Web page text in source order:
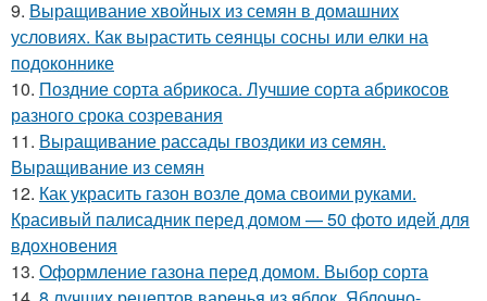
9. Выращивание хвойных из семян в домашних
условиях. Как вырастить сеянцы сосны или елки на
подоконнике
10. Поздние сорта абрикоса. Лучшие сорта абрикосов
разного срока созревания
11. Выращивание рассады гвоздики из семян.
Выращивание из семян
12. Как украсить газон возле дома своими руками.
Красивый палисадник перед домом — 50 фото идей для
вдохновения
13. Оформление газона перед домом. Выбор сорта